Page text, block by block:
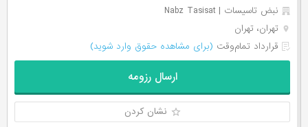
نبض تاسیسات | Nabz Tasisat
تهران، تهران
قرارداد تمام‌وقت (برای مشاهده حقوق وارد شوید)
ارسال رزومه
نشان کردن